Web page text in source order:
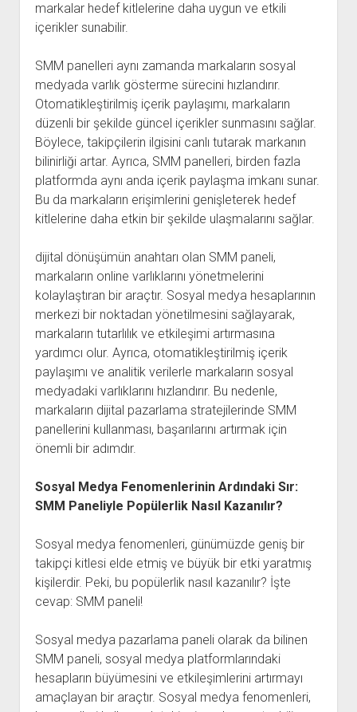
markalar hedef kitlelerine daha uygun ve etkili
içerikler sunabilir.
SMM panelleri aynı zamanda markaların sosyal
medyada varlık gösterme sürecini hızlandırır.
Otomatikleştirilmiş içerik paylaşımı, markaların
düzenli bir şekilde güncel içerikler sunmasını sağlar.
Böylece, takipçilerin ilgisini canlı tutarak markanın
bilinirliği artar. Ayrıca, SMM panelleri, birden fazla
platformda aynı anda içerik paylaşma imkanı sunar.
Bu da markaların erişimlerini genişleterek hedef
kitlelerine daha etkin bir şekilde ulaşmalarını sağlar.
dijital dönüşümün anahtarı olan SMM paneli,
markaların online varlıklarını yönetmelerini
kolaylaştıran bir araçtır. Sosyal medya hesaplarının
merkezi bir noktadan yönetilmesini sağlayarak,
markaların tutarlılık ve etkileşimi artırmasına
yardımcı olur. Ayrıca, otomatikleştirilmiş içerik
paylaşımı ve analitik verilerle markaların sosyal
medyadaki varlıklarını hızlandırır. Bu nedenle,
markaların dijital pazarlama stratejilerinde SMM
panellerini kullanması, başarılarını artırmak için
önemli bir adımdır.
Sosyal Medya Fenomenlerinin Ardındaki Sır:
SMM Paneliyle Popülerlik Nasıl Kazanılır?
Sosyal medya fenomenleri, günümüzde geniş bir
takipçi kitlesi elde etmiş ve büyük bir etki yaratmış
kişilerdir. Peki, bu popülerlik nasıl kazanılır? İşte
cevap: SMM paneli!
Sosyal medya pazarlama paneli olarak da bilinen
SMM paneli, sosyal medya platformlarındaki
hesapların büyümesini ve etkileşimlerini artırmayı
amaçlayan bir araçtır. Sosyal medya fenomenleri,